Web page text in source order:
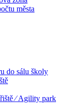
města
do sálu školy
⁄ Agility park